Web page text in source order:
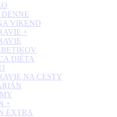
DENNE
VIKEND
+
DIÉTA
NA CESTY
+
EXTRA